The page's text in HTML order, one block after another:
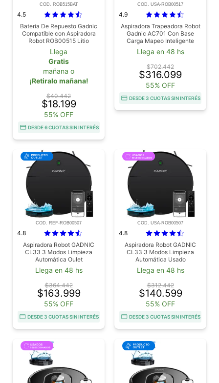
COD. ROB515BAT
4.5
Bateria De Repuesto Gadnic
Compatible con Aspiradora
Robot ROB00515 Litio
Llega
Gratis
mañana o
¡Retiralo mañana!
$40.442
$18.199
55% OFF
DESDE 6 CUOTAS SIN INTERÉS
COD. USA-ROB00517
4.9
Aspiradora Trapeadora Robot
Gadnic AC701 Con Base
Carga Mapeo Inteligente
Usado
Llega en 48 hs
$702.442
$316.099
55% OFF
DESDE 3 CUOTAS SIN INTERÉS
COD. REF-ROB00507
4.8
Aspiradora Robot GADNIC
CL33 3 Modos Limpieza
Automática Oulet
Llega en 48 hs
$364.442
$163.999
55% OFF
DESDE 3 CUOTAS SIN INTERÉS
COD. USA-ROB00507
4.8
Aspiradora Robot GADNIC
CL33 3 Modos Limpieza
Automática Usado
Llega en 48 hs
$312.442
$140.599
55% OFF
DESDE 3 CUOTAS SIN INTERÉS